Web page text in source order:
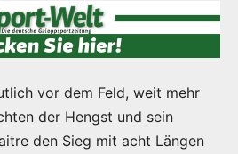
vor dem Feld, weit mehr
der Hengst und sein
den Sieg mit acht Längen